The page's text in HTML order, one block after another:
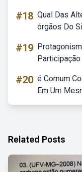
#18 Qual Das
órgãos Do
#19
#20 é Comum
Em Um
Related Posts